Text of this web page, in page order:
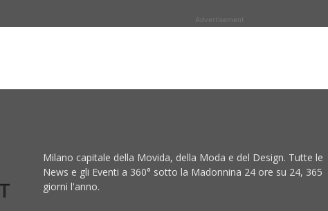
Advertisement
Milano capitale della Movida, della Moda e del Design. Tutte le
News e gli Eventi a 360° sotto la Madonnina 24 ore su 24, 365
giorni l'anno.